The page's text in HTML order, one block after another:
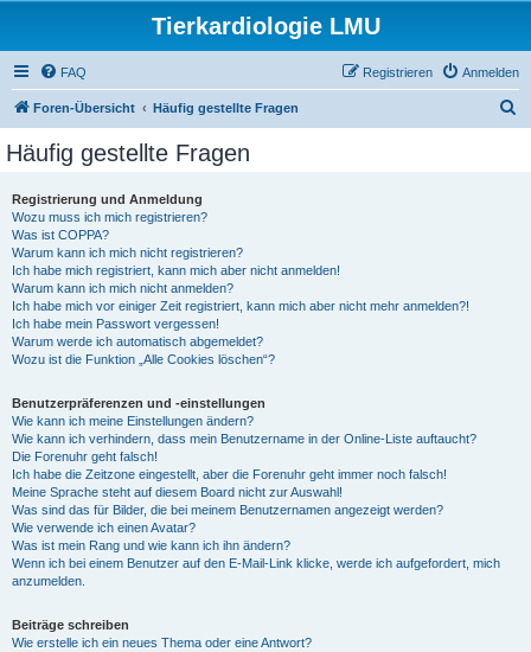
Tierkardiologie LMU
FAQ Anmelden
Registrieren
Foren-Übersicht Häufig gestellte Fragen
Häufig gestellte Fragen
Registrierung und Anmeldung
Wozu muss ich mich registrieren?
Was ist COPPA?
Warum kann ich mich nicht registrieren?
Ich habe mich registriert, kann mich aber nicht anmelden!
Warum kann ich mich nicht anmelden?
Ich habe mich vor einiger Zeit registriert, kann mich aber nicht mehr anmelden?!
Ich habe mein Passwort vergessen!
Warum werde ich automatisch abgemeldet?
Wozu ist die Funktion „Alle Cookies löschen“?
Benutzerpräferenzen und -einstellungen
Wie kann ich meine Einstellungen ändern?
Wie kann ich verhindern, dass mein Benutzername in der Online-Liste auftaucht?
Die Forenuhr geht falsch!
Ich habe die Zeitzone eingestellt, aber die Forenuhr geht immer noch falsch!
Meine Sprache steht auf diesem Board nicht zur Auswahl!
Was sind das für Bilder, die bei meinem Benutzernamen angezeigt werden?
Wie verwende ich einen Avatar?
Was ist mein Rang und wie kann ich ihn ändern?
Wenn ich bei einem Benutzer auf den E-Mail-Link klicke, werde ich aufgefordert, mich
anzumelden.
Beiträge schreiben
Wie erstelle ich ein neues Thema oder eine Antwort?